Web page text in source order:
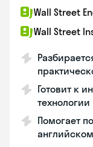
Wall Street
Wall Street
Готовит к
технологии
Помогает
английском